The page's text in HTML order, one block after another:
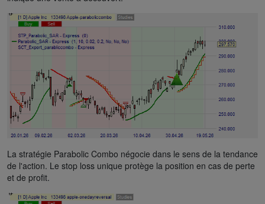
La stratégie Parabolic Combo négocie dans le sens de la tendance
de l'action. Le stop loss unique protège la position en cas de perte
et de profit.